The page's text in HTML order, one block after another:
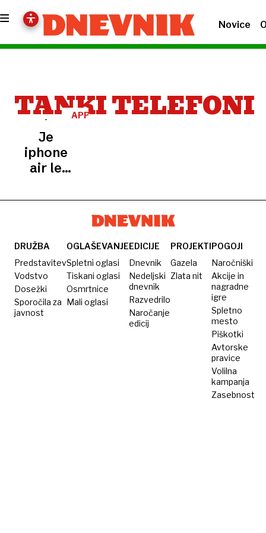
Novice
TANKI TELEFONI
APPLE
Je
iphone
air le
do
razburljivega?
DRUŽBA
Predstavitev
Vodstvo
Dosežki
Sporočila za
javnost
OGLAŠEVANJE
Spletni oglasi
Tiskani oglasi
Osmrtnice
Mali oglasi
EDICIJE
Dnevnik
Nedeljski
dnevnik
Razvedrilo
Naročanje
edicij
PROJEKTI
Gazela
Zlata nit
POGOJI
Naročniški
Akcije in
nagradne
igre
Spletno
mesto
Piškotki
Avtorske
pravice
Volilna
kampanja
Zasebnost